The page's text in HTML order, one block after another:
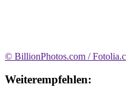
© BillionPhotos.com /
Weiterempfehlen: